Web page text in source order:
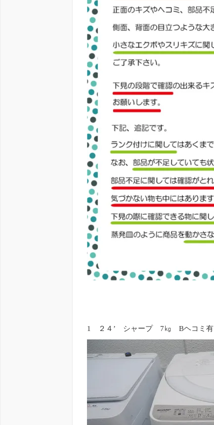
1 ２４’ シャープ 7㎏ Bヘコミ有